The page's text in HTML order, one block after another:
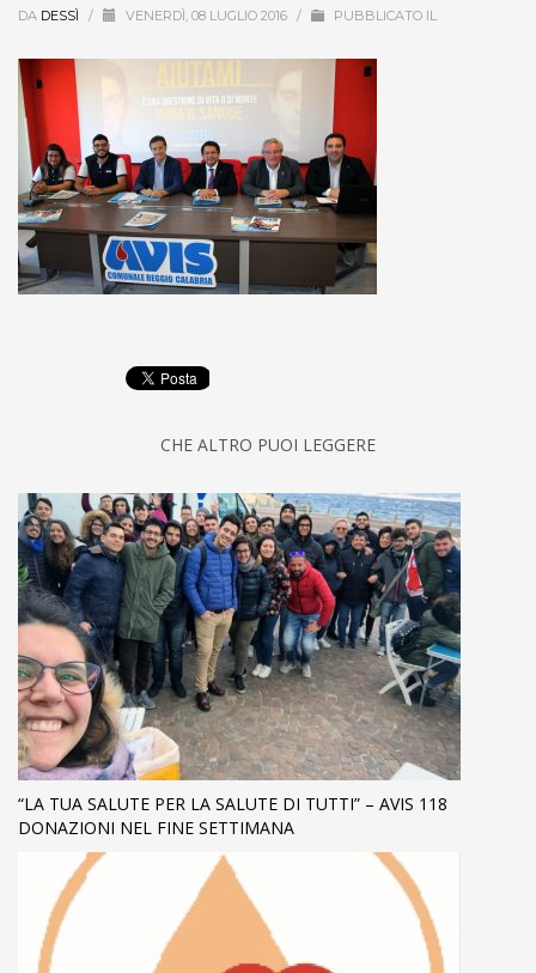
DA DESSÌ / VENERDÌ, 08 LUGLIO 2016 / PUBBLICATO IL
CHE ALTRO PUOI LEGGERE
“LA TUA SALUTE PER LA SALUTE DI TUTTI” – AVIS 118
DONAZIONI NEL FINE SETTIMANA